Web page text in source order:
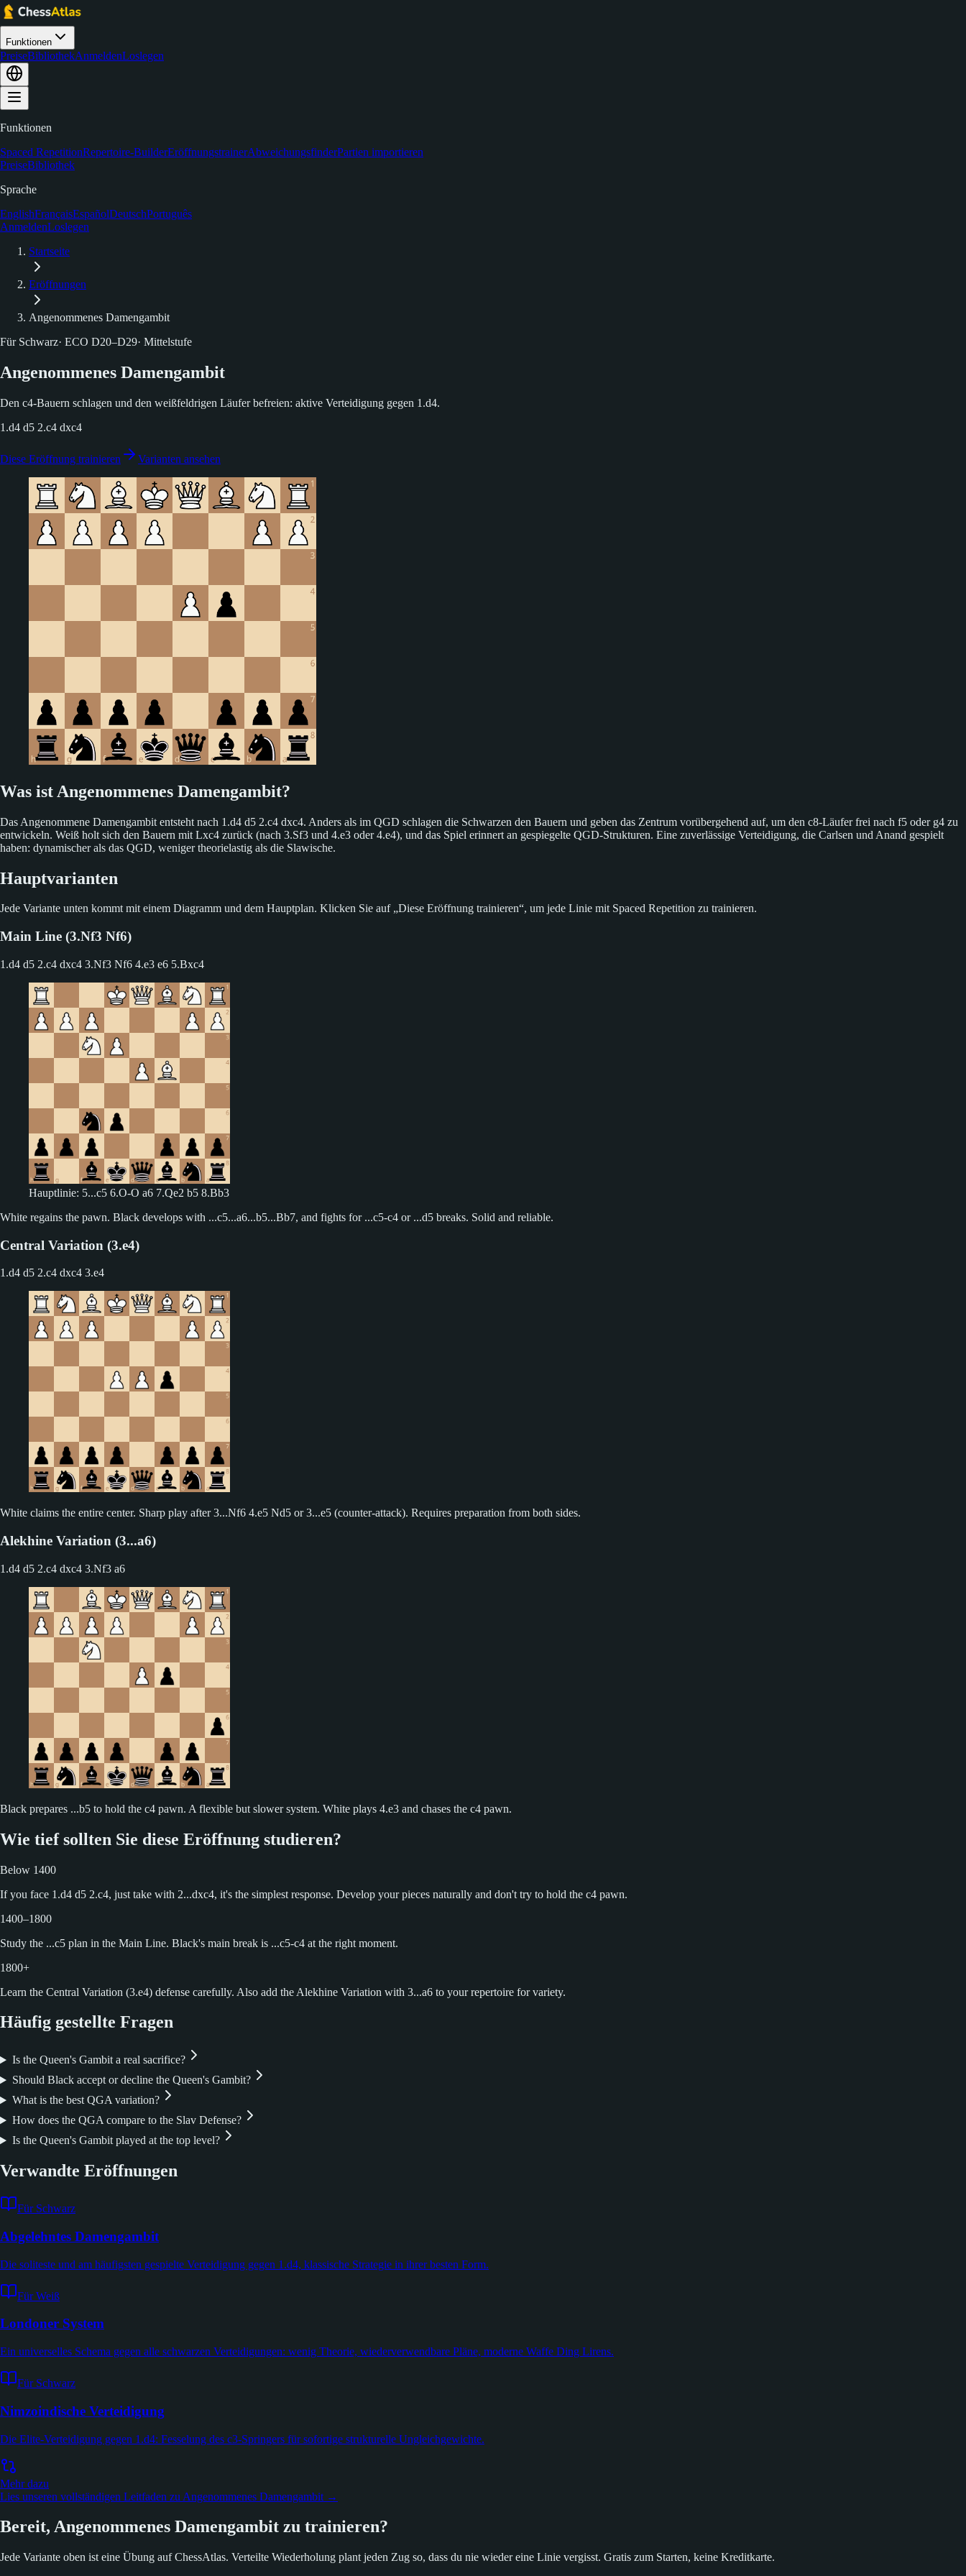
Funktionen
PreiseBibliothekAnmeldenLoslegen
Funktionen
Spaced RepetitionRepertoire-BuilderEröffnungstrainerAbweichungsfinderPartien importieren
PreiseBibliothek
Sprache
EnglishFrançaisEspañolDeutschPortuguês
AnmeldenLoslegen
Startseite
Eröffnungen
Angenommenes Damengambit
Für Schwarz· ECO D20–D29· Mittelstufe
Angenommenes Damengambit
Den c4-Bauern schlagen und den weißfeldrigen Läufer befreien: aktive Verteidigung gegen 1.d4.
1.d4 d5 2.c4 dxc4
Diese Eröffnung trainieren Varianten ansehen
Was ist Angenommenes Damengambit?
Das Angenommene Damengambit entsteht nach 1.d4 d5 2.c4 dxc4. Anders als im QGD schlagen die Schwarzen den Bauern und geben das Zentrum vorübergehend auf, um den c8-Läufer frei nach f5 oder g4 zu
entwickeln. Weiß holt sich den Bauern mit Lxc4 zurück (nach 3.Sf3 und 4.e3 oder 4.e4), und das Spiel erinnert an gespiegelte QGD-Strukturen. Eine zuverlässige Verteidigung, die Carlsen und Anand gespielt
haben: dynamischer als das QGD, weniger theorielastig als die Slawische.
Hauptvarianten
Jede Variante unten kommt mit einem Diagramm und dem Hauptplan. Klicken Sie auf „Diese Eröffnung trainieren“, um jede Linie mit Spaced Repetition zu trainieren.
Main Line (3.Nf3 Nf6)
1.d4 d5 2.c4 dxc4 3.Nf3 Nf6 4.e3 e6 5.Bxc4
Hauptlinie: 5...c5 6.O-O a6 7.Qe2 b5 8.Bb3
White regains the pawn. Black develops with ...c5...a6...b5...Bb7, and fights for ...c5-c4 or ...d5 breaks. Solid and reliable.
Central Variation (3.e4)
1.d4 d5 2.c4 dxc4 3.e4
White claims the entire center. Sharp play after 3...Nf6 4.e5 Nd5 or 3...e5 (counter-attack). Requires preparation from both sides.
Alekhine Variation (3...a6)
1.d4 d5 2.c4 dxc4 3.Nf3 a6
Black prepares ...b5 to hold the c4 pawn. A flexible but slower system. White plays 4.e3 and chases the c4 pawn.
Wie tief sollten Sie diese Eröffnung studieren?
Below 1400
If you face 1.d4 d5 2.c4, just take with 2...dxc4, it's the simplest response. Develop your pieces naturally and don't try to hold the c4 pawn.
1400–1800
Study the ...c5 plan in the Main Line. Black's main break is ...c5-c4 at the right moment.
1800+
Learn the Central Variation (3.e4) defense carefully. Also add the Alekhine Variation with 3...a6 to your repertoire for variety.
Häufig gestellte Fragen
Is the Queen's Gambit a real sacrifice?
Should Black accept or decline the Queen's Gambit?
What is the best QGA variation?
How does the QGA compare to the Slav Defense?
Is the Queen's Gambit played at the top level?
Verwandte Eröffnungen
Für Schwarz
Abgelehntes Damengambit
Die soliteste und am häufigsten gespielte Verteidigung gegen 1.d4, klassische Strategie in ihrer besten Form.
Für Weiß
Londoner System
Ein universelles Schema gegen alle schwarzen Verteidigungen: wenig Theorie, wiederverwendbare Pläne, moderne Waffe Ding Lirens.
Für Schwarz
Nimzoindische Verteidigung
Die Elite-Verteidigung gegen 1.d4: Fesselung des c3-Springers für sofortige strukturelle Ungleichgewichte.
Mehr dazu
Lies unseren vollständigen Leitfaden zu Angenommenes Damengambit →
Bereit, Angenommenes Damengambit zu trainieren?
Jede Variante oben ist eine Übung auf ChessAtlas. Verteilte Wiederholung plant jeden Zug so, dass du nie wieder eine Linie vergisst. Gratis zum Starten, keine Kreditkarte.